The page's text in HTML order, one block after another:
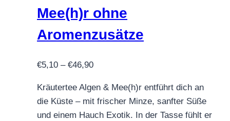
Mee(h)r ohne
Aromenzusätze
€5,10 – €46,90Preisspanne:
bis
€46,90
Kräutertee Algen & Mee(h)r entführt dich an
die Küste – mit frischer Minze, sanfter Süße
und einem Hauch Exotik. In der Tasse fühlt er